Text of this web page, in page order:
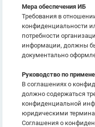
Мера обеспечения ИБ
Требования в
конфиденциальности
потребности
информации, должны
документально
Руководство по
В соглашениях о
должно содержаться
конфиденциальной
юридическими
Соглашения о